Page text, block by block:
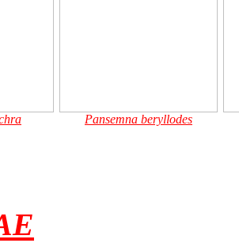
Pansemna beryllodes